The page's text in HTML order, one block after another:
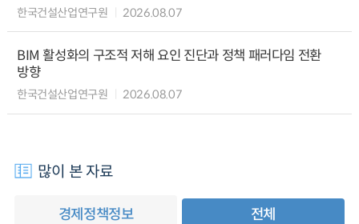
한국건설산업연구원 2026.08.07
BIM 활성화의 구조적 저해 요인 진단과 정책 패러다임 전환
방향
한국건설산업연구원 2026.08.07
많이 본 자료
경제정책정보 전체